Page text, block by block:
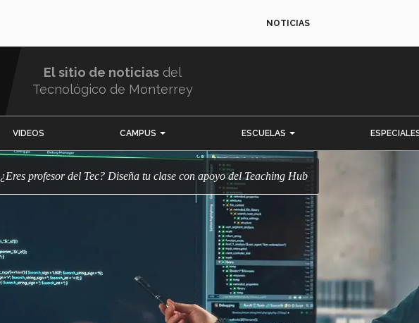
NOTICIAS
El sitio de noticias del
Tecnológico de Monterrey
VIDEOS CAMPUS ESCUELAS
¿Eres profesor del Tec? Diseña tu clase con apoyo del Teaching Hub